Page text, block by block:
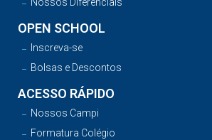
OPEN SCHOOL
Inscreva-se
Bolsas e Descontos
ACESSO RÁPIDO
Nossos Campi
Formatura Colégio